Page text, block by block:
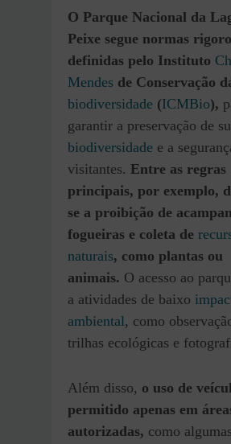
O Parque Nacional da
Peixe segue normas
definidas pelo Instituto
Mendes de Conservação
biodiversidade (ICMBio),
garantir a preservação de
biodiversidade e a
visitantes. Entre as regras
principais, por exemplo,
se a proibição de
fogueiras e coleta de
naturais, como plantas ou
animais. O acesso ao
a atividades de baixo
ambiental, como
trilhas ecológicas e
Além disso, o uso de
permitido apenas em
autorizadas, como